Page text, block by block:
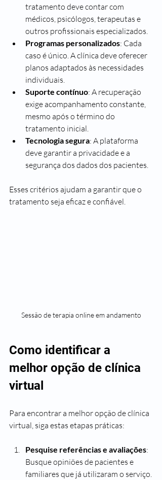
tratamento deve contar com
médicos, psicólogos, terapeutas e
outros profissionais especializados.
Programas personalizados: Cada
caso é único. A clínica deve oferecer
planos adaptados às necessidades
individuais.
Suporte contínuo: A recuperação
exige acompanhamento constante,
mesmo após o término do
tratamento inicial.
Tecnologia segura: A plataforma
deve garantir a privacidade e a
segurança dos dados dos pacientes.
Esses critérios ajudam a garantir que o
tratamento seja eficaz e confiável.
Sessão de terapia online em andamento
Como identificar a
melhor opção de clínica
virtual
Para encontrar a melhor opção de clínica
virtual, siga estas etapas práticas:
Pesquise referências e avaliações:
Busque opiniões de pacientes e
familiares que já utilizaram o serviço.